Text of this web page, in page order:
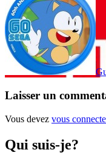
Laisser un
Vous devez vous
Qui suis-je?